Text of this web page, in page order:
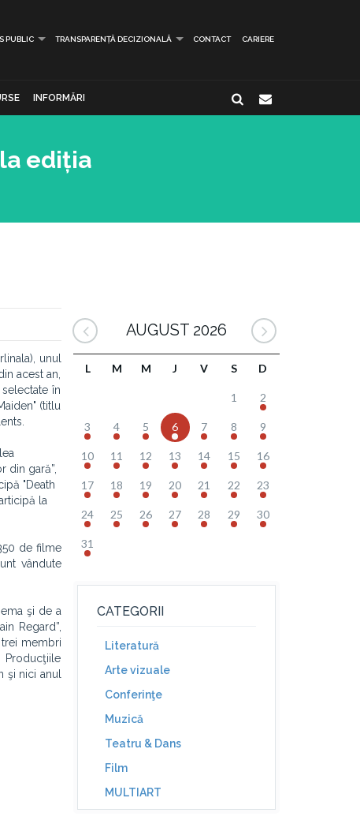
PUBLIC TRANSPARENȚĂ DECIZIONALĂ CONTACT CARIERE
INFORMĂRI
ediția
unul
acest an,
în
(titlu
din gară”,
"Death
la
de filme
vândute
şi de a
Regard”,
membri
Producţiile
şi nici anul
AUGUST 2026
L M M J V S D
1 2
3 4 5 6 7 8 9
10 11 12 13 14 15 16
17 18 19 20 21 22 23
24 25 26 27 28 29 30
31
CATEGORII
Literatură
Arte vizuale
Conferinţe
Muzică
Teatru & Dans
Film
MULTIART